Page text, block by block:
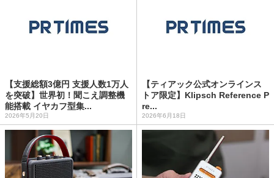
【支援総額3億円 支援人数1万人
を突破】世界初！聞こえ調整機
能搭載 イヤカフ型集...
2026年5月20日
【ティアック公式オンラインス
トア限定】Klipsch Reference P
re...
2026年6月18日